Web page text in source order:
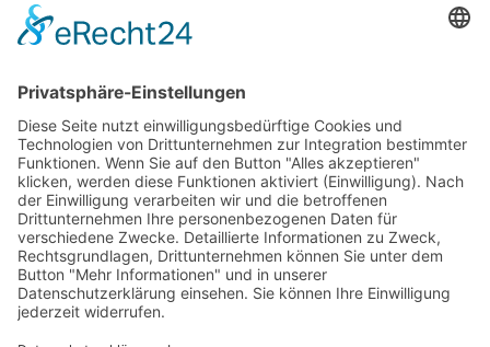
Das NABU BNE-Regionalzentrum im Prinzenpalais
betreut die Paderborner Naturschule und ist Ihr
Ansprechpartner für Bildung für nachhaltige
Entwicklung (BNE) im Kreis Paderborn.